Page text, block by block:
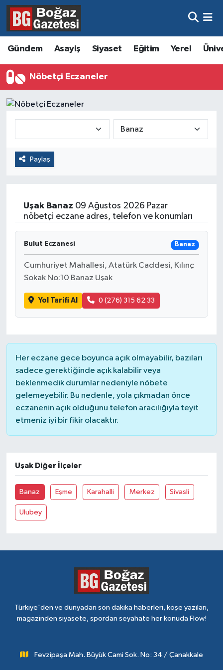
Gündem Asayiş Siyaset Eğitim Yerel
Nöbetçi Eczaneler
Paylaş
Uşak Banaz 09 Ağustos 2026 Pazar
nöbetçi eczane adres, telefon ve konumları
Bulut Eczanesi Banaz
Cumhuriyet Mahallesi, Atatürk Caddesi, Kılınç
Sokak No:10 Banaz Uşak
Yol Tarifi Al 0 (276) 315 62 33
Her eczane gece boyunca açık olmayabilir, bazıları
sadece gerektiğinde açık kalabilir veya
beklenmedik durumlar nedeniyle nöbete
gelemeyebilir. Bu nedenle, yola çıkmadan önce
eczanenin açık olduğunu telefon aracılığıyla teyit
etmeniz iyi bir fikir olacaktır.
Uşak Diğer İlçeler
Banaz Eşme Karahalli Merkez Sivasli
Ulubey
Türkiye'den ve dünyadan son dakika haberleri, köşe yazıları,
magazinden siyasete, spordan seyahate her konuda Flow!
Fevzipaşa Mah. Büyük Cami Sok. No: 34 / Çanakkale
Asayiş
Eğitim
Ekonomi
Kültür ve Sanat
Magazin
Sağlık
Hava Durumu
Trafik Durumu
Süper Lig Puan Durumu ve Fikstür
Son Dakika Haberleri
Haber Arşivi